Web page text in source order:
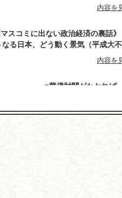
内容を
不信の時代なれば
～新選組の精神と行動の
内容を
内容を
３代に学ぶ経営成功法～国づくり
内容を
スコミに出ない政治経済の裏話
なる日本、どう動く景気（平成大
内容を
華僑財閥がわかれば
内容を
【アメリカの経営学者･ピ
れからの企業の経営』～「人を幸